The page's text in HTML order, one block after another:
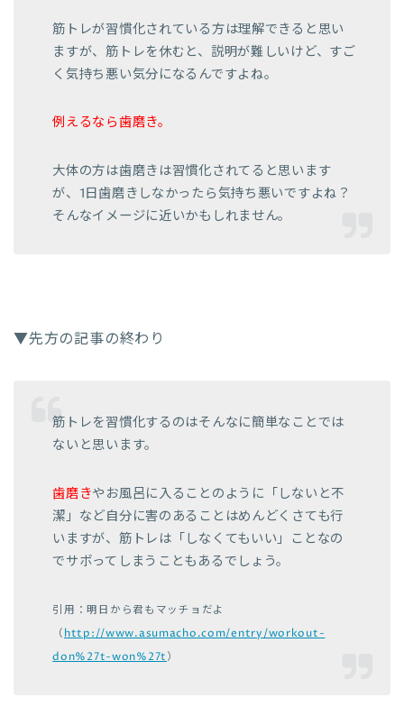
筋トレが習慣化されている方は理解できると思い
ますが、筋トレを休むと、説明が難しいけど、すご
く気持ち悪い気分になるんですよね。
例えるなら歯磨き。
大体の方は歯磨きは習慣化されてると思います
が、1日歯磨きしなかったら気持ち悪いですよね？
そんなイメージに近いかもしれません。
▼先方の記事の終わり
筋トレを習慣化するのはそんなに簡単なことでは
ないと思います。
歯磨きやお風呂に入ることのように「しないと不
潔」など自分に害のあることはめんどくさても行
いますが、筋トレは「しなくてもいい」ことなの
でサボってしまうこともあるでしょう。
引用：明日から君もマッチョだよ
（http://www.asumacho.com/entry/workout-
don%27t-won%27t）